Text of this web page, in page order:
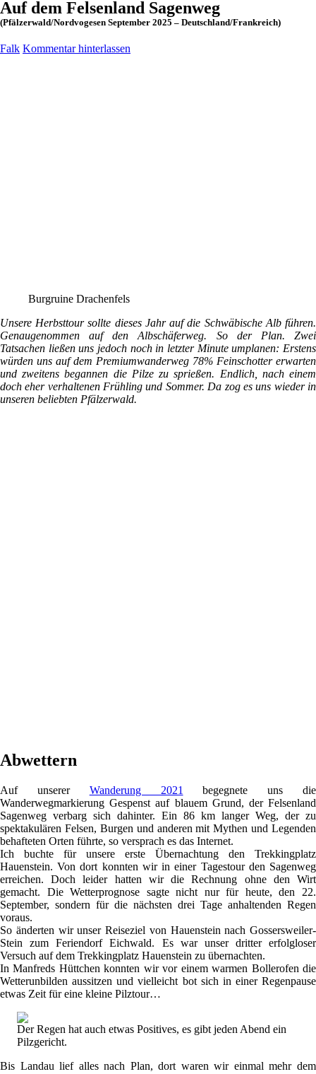
Auf dem Felsenland Sagenweg
(Pfälzerwald/Nordvogesen September 2025 – Deutschland/Frankreich)
Falk Kommentar hinterlassen
Burgruine Drachenfels
Unsere Herbsttour sollte dieses Jahr auf die Schwäbische Alb führen.
Genaugenommen auf den Albschäferweg. So der Plan. Zwei
Tatsachen ließen uns jedoch noch in letzter Minute umplanen: Erstens
würden uns auf dem Premiumwanderweg 78% Feinschotter erwarten
und zweitens begannen die Pilze zu sprießen. Endlich, nach einem
doch eher verhaltenen Frühling und Sommer. Da zog es uns wieder in
unseren beliebten Pfälzerwald.
Abwettern
Auf unserer Wanderung 2021
begegnete uns die
Wanderwegmarkierung Gespenst auf blauem Grund, der Felsenland
Sagenweg verbarg sich dahinter. Ein 86 km langer Weg, der zu
spektakulären Felsen, Burgen und anderen mit Mythen und Legenden
behafteten Orten führte, so versprach es das Internet.
Ich buchte für unsere erste Übernachtung den Trekkingplatz
Hauenstein. Von dort konnten wir in einer Tagestour den Sagenweg
erreichen. Doch leider hatten wir die Rechnung ohne den Wirt
gemacht. Die Wetterprognose sagte nicht nur für heute, den 22.
September, sondern für die nächsten drei Tage anhaltenden Regen
voraus.
So änderten wir unser Reiseziel von Hauenstein nach Gossersweiler-
Stein zum Feriendorf Eichwald. Es war unser dritter erfolgloser
Versuch auf dem Trekkingplatz Hauenstein zu übernachten.
In Manfreds Hüttchen konnten wir vor einem warmen Bollerofen die
Wetterunbilden aussitzen und vielleicht bot sich in einer Regenpause
etwas Zeit für eine kleine Pilztour…
Der Regen hat auch etwas Positives, es gibt jeden Abend ein
Pilzgericht.
Bis Landau lief alles nach Plan, dort waren wir einmal mehr dem